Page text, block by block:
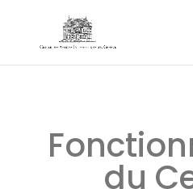
du